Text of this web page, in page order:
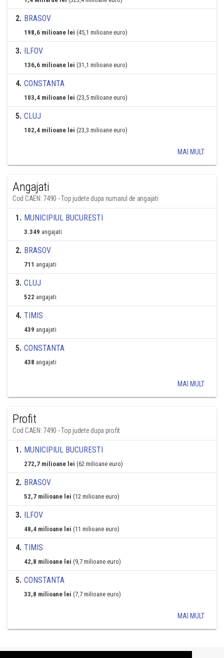
2. BRASOV
198,6 milioane lei (45,1 milioane euro)
3. ILFOV
136,6 milioane lei (31,1 milioane euro)
4. CONSTANTA
103,4 milioane lei (23,5 milioane euro)
5. CLUJ
102,4 milioane lei (23,3 milioane euro)
MAI MULT
Angajati
Cod CAEN: 7490 - Top judete dupa numarul de angajati
1. MUNICIPIUL BUCURESTI
3.349 angajati
2. BRASOV
711 angajati
3. CLUJ
522 angajati
4. TIMIS
439 angajati
5. CONSTANTA
438 angajati
MAI MULT
Profit
Cod CAEN: 7490 - Top judete dupa profit
1. MUNICIPIUL BUCURESTI
272,7 milioane lei (62 milioane euro)
2. BRASOV
52,7 milioane lei (12 milioane euro)
3. ILFOV
48,4 milioane lei (11 milioane euro)
4. TIMIS
42,8 milioane lei (9,7 milioane euro)
5. CONSTANTA
33,8 milioane lei (7,7 milioane euro)
MAI MULT